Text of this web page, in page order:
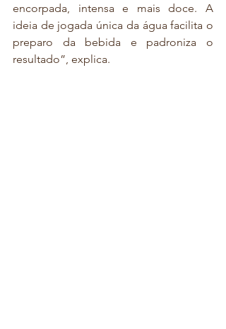
encorpada, intensa e mais doce. A
ideia de jogada única da água facilita o
preparo da bebida e padroniza o
resultado”, explica.